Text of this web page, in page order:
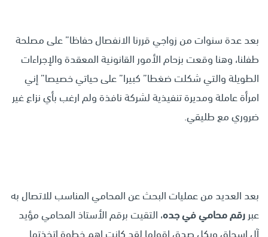
بعد عدة سنوات من زواجي قررنا الانفصال حفاظا” على مصلحة
طفلنا، وهنا وقعت بزحام الأمور القانونية المعقدة والإجراءات
الطويلة والتي شكلت ضغطا” كبيرا” على حياتي خصيصا” إني
امرأة عاملة ومديرة تنفيذية لشركة نافذة ولم ارغب بأي نزاع غير
ضروري مع طليقي.
بعد العديد من عمليات البحث عن المحامي المناسب للاتصال به
عبر رقم محامي في جده، التقيت برقم الأستاذ المحامي مؤيد
آل إسحاق وبكل صدق اقولها لقد كانت اهم خطوة اتخذتها